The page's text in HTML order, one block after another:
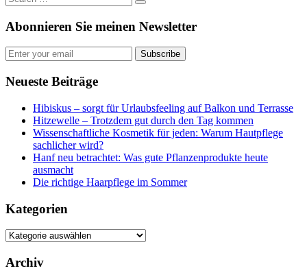
Abonnieren Sie meinen Newsletter
Subscribe
Neueste Beiträge
Hibiskus – sorgt für Urlaubsfeeling auf Balkon und Terrasse
Hitzewelle – Trotzdem gut durch den Tag kommen
Wissenschaftliche Kosmetik für jeden: Warum Hautpflege
sachlicher wird?
Hanf neu betrachtet: Was gute Pflanzenprodukte heute
ausmacht
Die richtige Haarpflege im Sommer
Kategorien
Kategorien
Archiv